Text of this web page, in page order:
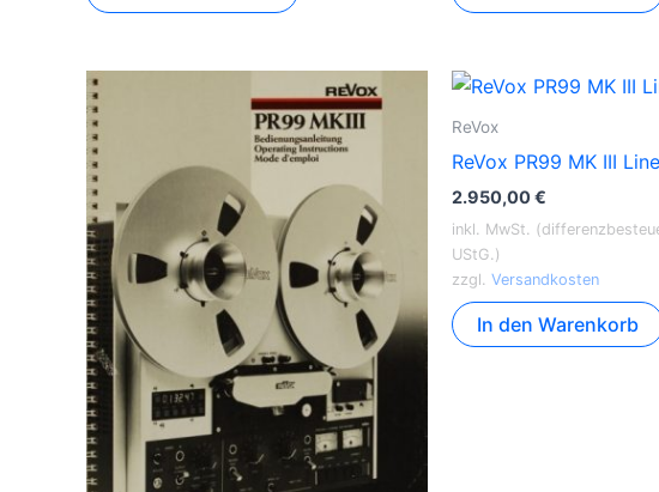
ReVox
ReVox PR99 MK III
2.950,00€
inkl. MwSt.
UStG.)
zzgl. Versandkosten
In den Warenkorb